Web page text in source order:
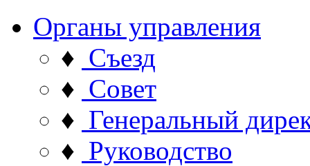
Органы управления
♦ Съезд
♦ Совет
♦ Генеральный
♦ Руководство